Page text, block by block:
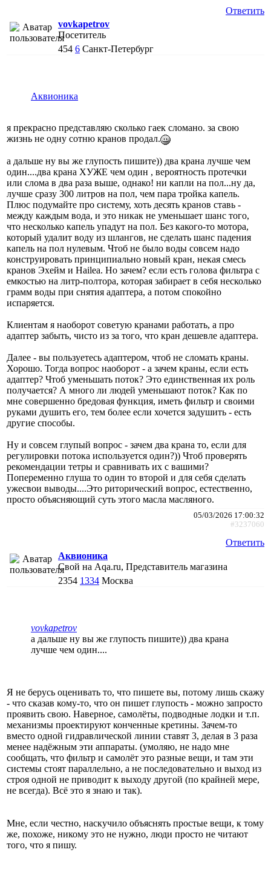
Ответить
vovkapetrov
Посетитель
454 6 Санкт-Петербург
Аквионика
я прекрасно представляю сколько гаек сломано. за свою
жизнь не одну сотню кранов продал.
а дальше ну вы же глупость пишите)) два крана лучше чем
один....два крана ХУЖЕ чем один , вероятность протечки
или слома в два раза выше, однако! ни капли на пол...ну да,
лучше сразу 300 литров на пол, чем пара тройка капель.
Плюс подумайте про систему, хоть десять кранов ставь -
между каждым вода, и это никак не уменьшает шанс того,
что несколько капель упадут на пол. Без какого-то мотора,
который удалит воду из шлангов, не сделать шанс падения
капель на пол нулевым. Чтоб не было воды совсем надо
конструировать принципиально новый кран, некая смесь
кранов Эхейм и Hailea. Но зачем? если есть голова фильтра с
емкостью на литр-полтора, которая забирает в себя несколько
грамм воды при снятия адаптера, а потом спокойно
испаряется.
Клиентам я наоборот советую кранами работать, а про
адаптер забыть, чисто из за того, что кран дешевле адаптера.
Далее - вы пользуетесь адаптером, чтоб не сломать краны.
Хорошо. Тогда вопрос наоборот - а зачем краны, если есть
адаптер? Чтоб уменьшать поток? Это единственная их роль
получается? А много ли людей уменьшают поток? Как по
мне совершенно бредовая функция, иметь фильтр и своими
руками душить его, тем более если хочется задушить - есть
другие способы.
Ну и совсем глупый вопрос - зачем два крана то, если для
регулировки потока используется один?)) Чтоб проверять
рекомендации тетры и сравнивать их с вашими?
Попеременно глуша то один то второй и для себя сделать
ужесвои выводы....Это риторический вопрос, естественно,
просто объясняющий суть этого масла масляного.
05/03/2026 17:00:32
#3237060
Ответить
Аквионика
Свой на Aqa.ru, Представитель магазина
2354 1334 Москва
vovkapetrov
а дальше ну вы же глупость пишите)) два крана
лучше чем один....
Я не берусь оценивать то, что пишете вы, потому лишь скажу
- что сказав кому-то, что он пишет глупость - можно запросто
проявить свою. Наверное, самолёты, подводные лодки и т.п.
механизмы проектируют конченные кретины. Зачем-то
вместо одной гидравлической линии ставят 3, делая в 3 раза
менее надёжным эти аппараты. (умоляю, не надо мне
сообщать, что фильтр и самолёт это разные вещи, и там эти
системы стоят параллельно, а не последовательно и выход из
строя одной не приводит к выходу другой (по крайней мере,
не всегда). Всё это я знаю и так).
Мне, если честно, наскучило объяснять простые вещи, к тому
же, похоже, никому это не нужно, люди просто не читают
того, что я пишу.